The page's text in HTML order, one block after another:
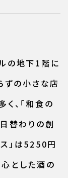
の地下1階に
ずの小さな店
、「和食の
替わりの創
」は5250円
とした酒の